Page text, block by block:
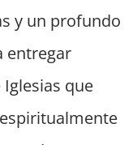
y un profundo
entregar
que